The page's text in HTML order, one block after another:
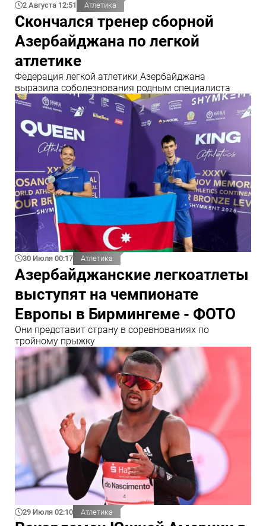
2 Августа 12:51 Атлетика
Скончался тренер сборной
Азербайджана по легкой
атлетике
Федерация легкой атлетики Азербайджана
выразила соболезнования родным специалиста
30 Июля 00:17 Атлетика
Азербайджанские легкоатлеты
выступят на чемпионате
Европы в Бирмингеме - ФОТО
Они представит страну в соревнованиях по
тройному прыжку
29 Июля 02:10 Атлетика